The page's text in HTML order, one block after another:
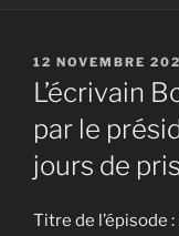
PUBLIÉ
LE
12 NOVEMBRE
L’écrivain
par le
jours de
Titre de l’épisode